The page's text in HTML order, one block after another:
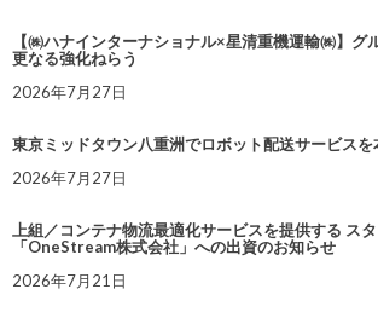
【㈱ハナインターナショナル×星清重機運輸㈱】グ
更なる強化ねらう
2026年7月27日
東京ミッドタウン八重洲でロボット配送サービスを
2026年7月27日
上組／コンテナ物流最適化サービスを提供する ス
「OneStream株式会社」への出資のお知らせ
2026年7月21日